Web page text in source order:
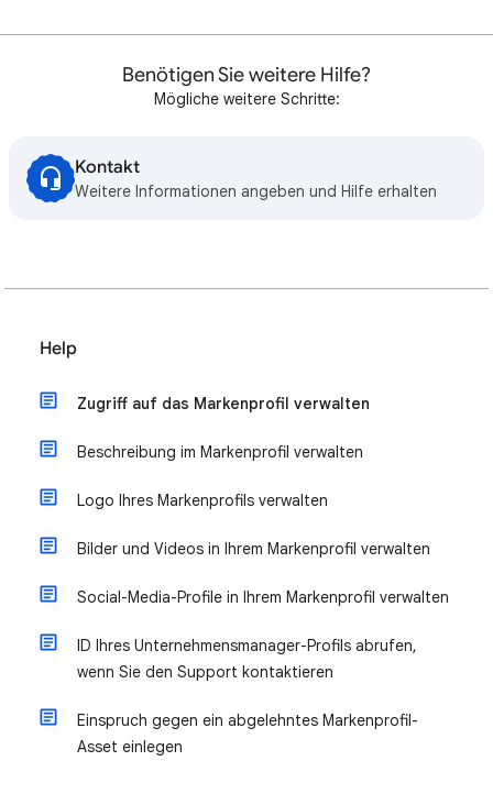
Benötigen Sie weitere Hilfe?
Mögliche weitere Schritte:
Kontakt
Weitere Informationen angeben und Hilfe erhalten
Help
Zugriff auf das Markenprofil verwalten
Beschreibung im Markenprofil verwalten
Logo Ihres Markenprofils verwalten
Bilder und Videos in Ihrem Markenprofil verwalten
Social-Media-Profile in Ihrem Markenprofil verwalten
ID Ihres Unternehmensmanager-Profils abrufen,
wenn Sie den Support kontaktieren
Einspruch gegen ein abgelehntes Markenprofil-
Asset einlegen